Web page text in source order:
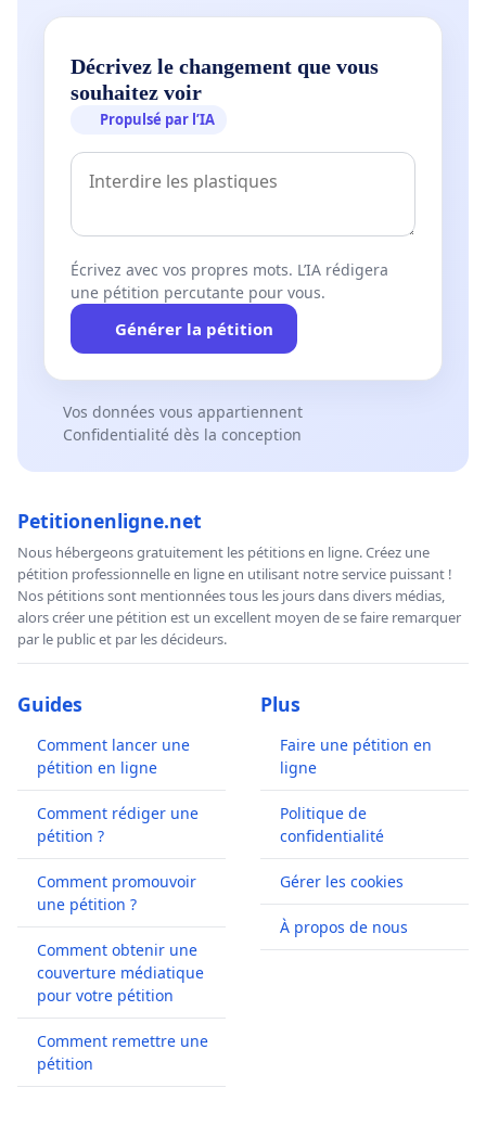
Décrivez le changement que vous
souhaitez voir
Propulsé par l’IA
Écrivez avec vos propres mots. L’IA rédigera
une pétition percutante pour vous.
Générer la pétition
Vos données vous appartiennent
Confidentialité dès la conception
Petitionenligne.net
Nous hébergeons gratuitement les pétitions en ligne. Créez une
pétition professionnelle en ligne en utilisant notre service puissant !
Nos pétitions sont mentionnées tous les jours dans divers médias,
alors créer une pétition est un excellent moyen de se faire remarquer
par le public et par les décideurs.
Guides
Comment lancer une
pétition en ligne
Comment rédiger une
pétition ?
Comment promouvoir
une pétition ?
Comment obtenir une
couverture médiatique
pour votre pétition
Comment remettre une
pétition
Plus
Faire une pétition en
ligne
Politique de
confidentialité
Gérer les cookies
À propos de nous